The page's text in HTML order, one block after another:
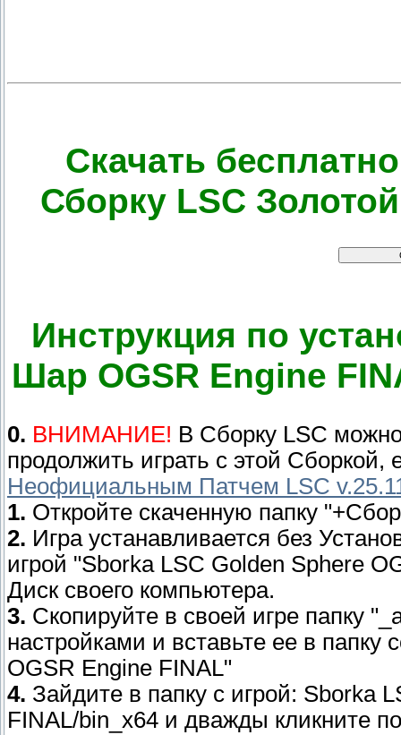
Скачать
Сборку LSC
Инструкция по
Шар OGSR Engine
0. ВНИМАНИЕ! В Сборку LSC
продолжить играть с этой
Неофициальным Патчем LSC
1. Откройте скаченную папку
2. Игра устанавливается без
игрой "Sborka LSC Golden Sphere
Диск своего компьютера.
3. Скопируйте в своей игре папку
настройками и вставьте ее в
OGSR Engine FINAL"
4. Зайдите в папку с игрой: Sborka
FINAL/bin_x64 и дважды кликните